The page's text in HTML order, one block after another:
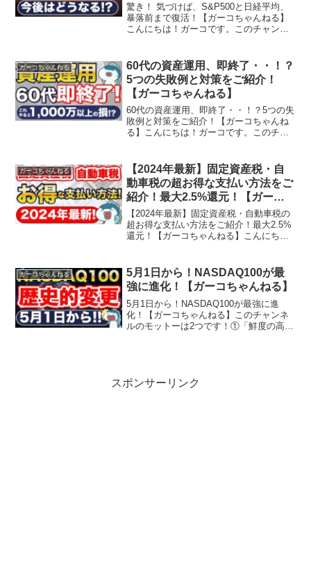
驚き！ 気づけば、S&P500と日経平均、
暴落前まで復活！【ガーコちゃんねる】
こんにちは！ガーコです。このチャンネ
トが苦手、情報が多すぎて困る、そうし
た方に鮮度高くわ...
ガーコちゃんねる
60代の資産運用、即終了・・！？
5つの失敗例と対策をご紹介！
【ガーコちゃんねる】
60代の資産運用、即終了・・！？5つの失
敗例と対策をご紹介！【ガーコちゃんね
る】こんにちは！ガーコです。このチャ
ネットが苦手、情報が多すぎて困る、そ
うした方に鮮度高く...
ガーコちゃんねる
【2024年最新】固定資産税・自
動車税の超お得な支払い方法をご
紹介！最大2.5%還元！【ガーコ
ちゃんねる】
【2024年最新】固定資産税・自動車税の
超お得な支払い方法をご紹介！最大2.5%
還元！【ガーコちゃんねる】こんにち
②「わかりやすさ」スマホやネットが苦
手、情報が多すぎて...
ガーコちゃんねる
5月1日から！NASDAQ100が最
強に進化！【ガーコちゃんねる】
5月1日から！NASDAQ100が最強に進
化！【ガーコちゃんねる】このチャンネ
ルのモットーは2つです！①「鮮度の高い
スポンサーリンク